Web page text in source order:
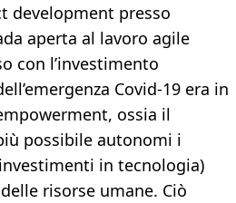
development presso
aperta al lavoro agile
con l’investimento
Covid-19 era in
ossia il
possibile autonomi i
in tecnologia)
risorse umane. Ciò